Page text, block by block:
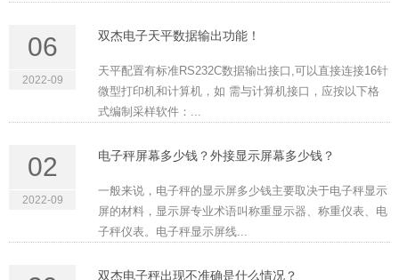
06
2022-09
双杰电子天平数据输出功能！
天平配置有标准RS232C数据输出接口,可以直接连接16针
微型打印机和计算机，如 需与计算机接口，应按以下格
式编制采样软件：...
02
2022-09
电子秤屏幕多少钱？外接显示屏幕多少钱？
一般来说，电子秤的显示屏多少钱主要取决于电子秤显示
屏的材料，显示屏专业术语叫称重显示器、称重仪表、电
子秤仪表。电子秤显示屏线...
双杰电子秤出现不准确是什么情况？